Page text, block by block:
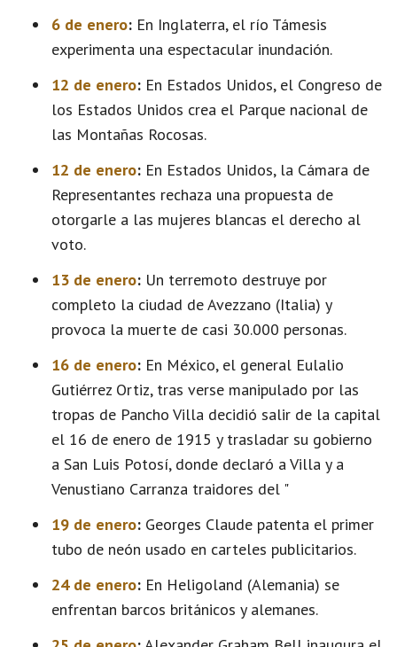
6 de enero: En Inglaterra, el río Támesis
experimenta una espectacular inundación.
12 de enero: En Estados Unidos, el Congreso de
los Estados Unidos crea el Parque nacional de
las Montañas Rocosas.
12 de enero: En Estados Unidos, la Cámara de
Representantes rechaza una propuesta de
otorgarle a las mujeres blancas el derecho al
voto.
13 de enero: Un terremoto destruye por
completo la ciudad de Avezzano (Italia) y
provoca la muerte de casi 30.000 personas.
16 de enero: En México, el general Eulalio
Gutiérrez Ortiz, tras verse manipulado por las
tropas de Pancho Villa decidió salir de la capital
el 16 de enero de 1915 y trasladar su gobierno
a San Luis Potosí, donde declaró a Villa y a
Venustiano Carranza traidores del "
19 de enero: Georges Claude patenta el primer
tubo de neón usado en carteles publicitarios.
24 de enero: En Heligoland (Alemania) se
enfrentan barcos británicos y alemanes.